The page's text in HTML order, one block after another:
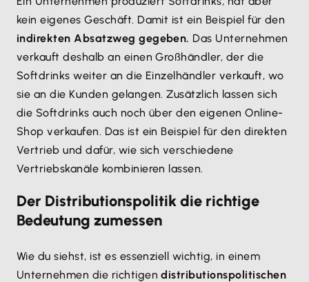
kein eigenes Geschäft. Damit ist ein Beispiel für den
indirekten Absatzweg gegeben. Das Unternehmen
verkauft deshalb an einen Großhändler, der die
Softdrinks weiter an die Einzelhändler verkauft, wo
sie an die Kunden gelangen. Zusätzlich lassen sich
die Softdrinks auch noch über den eigenen Online-
Shop verkaufen. Das ist ein Beispiel für den direkten
Vertrieb und dafür, wie sich verschiedene
Vertriebskanäle kombinieren lassen.
Der Distributionspolitik die richtige
Bedeutung zumessen
Wie du siehst, ist es essenziell wichtig, in einem
Unternehmen die richtigendistributionspolitischen